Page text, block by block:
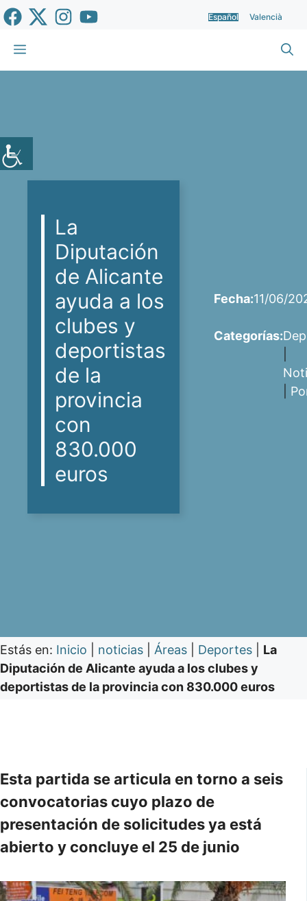
Saltar
al
contenido
Español Valencià
Menú
La
Diputación
de Alicante
ayuda a los
clubes y
deportistas
de la
provincia
con
830.000
euros
Fecha:11/06/
Categorías:
Estás en: Inicio noticias Áreas Deportes
La
Diputación de Alicante ayuda a los clubes y
deportistas de la provincia con 830.000 euros
Esta partida se articula en torno a seis
convocatorias cuyo plazo de
presentación de solicitudes ya está
abierto y concluye el 25 de junio